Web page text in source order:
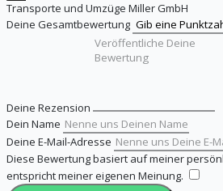
Transporte und Umzüge Miller GmbH
Deine Gesamtbewertung
Deine Rezension
Dein Name
Deine E-Mail-Adresse
Diese Bewertung basiert auf meiner
entspricht meiner eigenen Meinung.